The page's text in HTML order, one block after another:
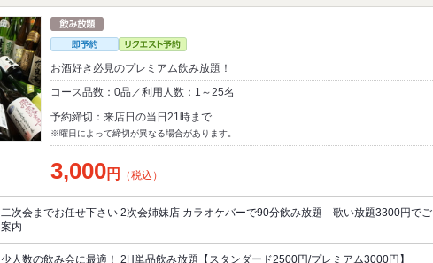
お酒好き必見のプレミアム飲み放題！
コース品数：0品／利用人数：1～25名
予約締切：来店日の当日21時まで
※曜日によって締切が異なる場合があります。
3,000円 （税込）
二次会までお任せ下さい 2次会姉妹店 カラオケバーで90分飲み放題 歌い放題3300円でご
案内
少人数の飲み会に最適！ 2H単品飲み放題【スタンダード2500円/プレミアム3000円】